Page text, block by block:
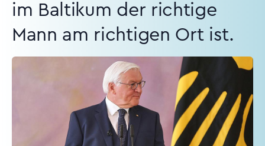
im Baltikum der richtige
Mann am richtigen Ort ist.